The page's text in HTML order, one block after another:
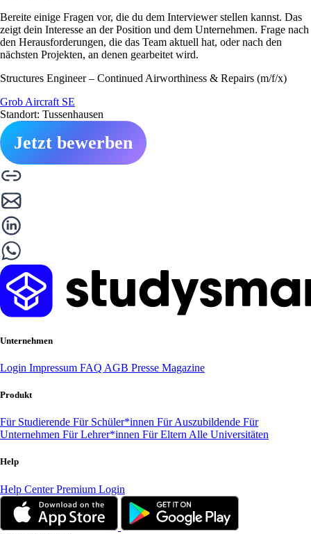
Bereite einige Fragen vor, die du dem Interviewer stellen kannst. Das
zeigt dein Interesse an der Position und dem Unternehmen. Frage nach
den Herausforderungen, die das Team aktuell hat, oder nach den
nächsten Projekten, an denen gearbeitet wird.
Structures Engineer – Continued Airworthiness & Repairs (m/f/x)
Grob Aircraft SE
Standort: Tussenhausen
Jetzt bewerben
Unternehmen
Login Impressum FAQ AGB Presse Magazine
Produkt
Für Studierende Für Schüler*innen Für Auszubildende Für
Unternehmen Für Lehrer*innen Für Eltern Alle Universitäten
Help
Help CenterPremium Login